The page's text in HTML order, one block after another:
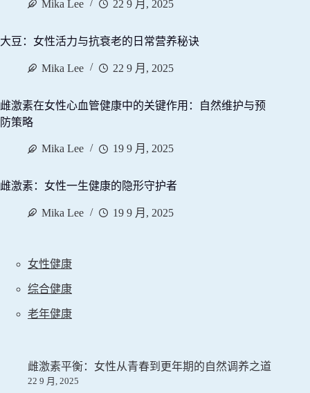
Mika Lee 22 9 月, 2025
大豆：女性活力与抗衰老的日常营养秘诀
Mika Lee 22 9 月, 2025
雌激素在女性心血管健康中的关键作用：自然维护与预
防策略
Mika Lee 19 9 月, 2025
雌激素：女性一生健康的隐形守护者
Mika Lee 19 9 月, 2025
女性健康
综合健康
老年健康
雌激素平衡：女性从青春到更年期的自然调养之道
22 9 月, 2025